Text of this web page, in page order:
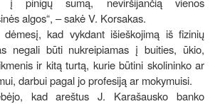
algos“, – sakė V. Korsakas.
dėmesį, kad vykdant išieškojimą iš fizinių
negali būti nukreipiamas į buities, ūkio,
ir kitą turtą, kurie būtini skolininko ar
darbui pagal jo profesiją ar mokymuisi.
kad areštus J. Karašausko banko